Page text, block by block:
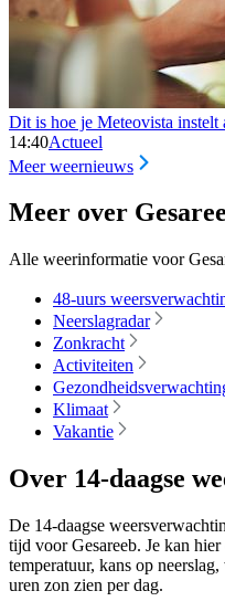
Dit is hoe je Meteovista instelt
14:40Actueel
Meer weernieuws
Meer over
Alle weerinformatie voor
48-uurs
Neerslagradar
Zonkracht
Activiteiten
Klimaat
Vakantie
Over 14-daagse
De 14-daagse
tijd voor Gesareeb. Je kan
temperatuur, kans op
uren zon zien per dag.